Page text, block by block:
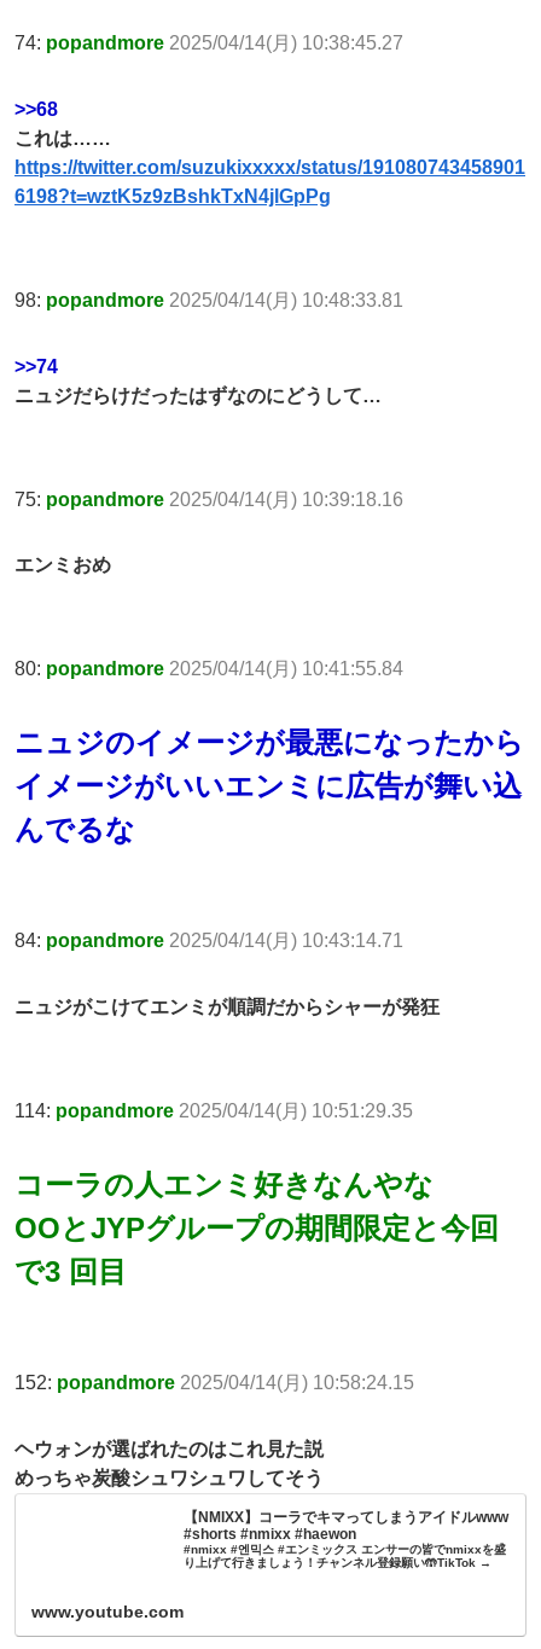
74: popandmore 2025/04/14(月) 10:38:45.27
>>68
これは……
https://twitter.com/suzukixxxxx/status/191080743458901
6198?t=wztK5z9zBshkTxN4jlGpPg
98: popandmore 2025/04/14(月) 10:48:33.81
>>74
ニュジだらけだったはずなのにどうして…
75: popandmore 2025/04/14(月) 10:39:18.16
エンミおめ
80: popandmore 2025/04/14(月) 10:41:55.84
ニュジのイメージが最悪になったから
イメージがいいエンミに広告が舞い込
んでるな
84: popandmore 2025/04/14(月) 10:43:14.71
ニュジがこけてエンミが順調だからシャーが発狂
114: popandmore 2025/04/14(月) 10:51:29.35
コーラの人エンミ好きなんやな
OOとJYPグループの期間限定と今回
で3 回目
152: popandmore 2025/04/14(月) 10:58:24.15
ヘウォンが選ばれたのはこれ見た説
めっちゃ炭酸シュワシュワしてそう
【NMIXX】コーラでキマってしまうアイドルwww
#shorts #nmixx #haewon
#nmixx #엔믹스 #エンミックス エンサーの皆でnmixxを盛
り上げて行きましょう！チャンネル登録願い🤲TikTok →
www.youtube.com